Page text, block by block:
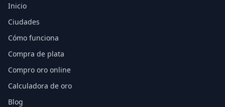
Inicio
Ciudades
Cómo funciona
Compra de plata
Compro oro online
Calculadora de oro
Blog